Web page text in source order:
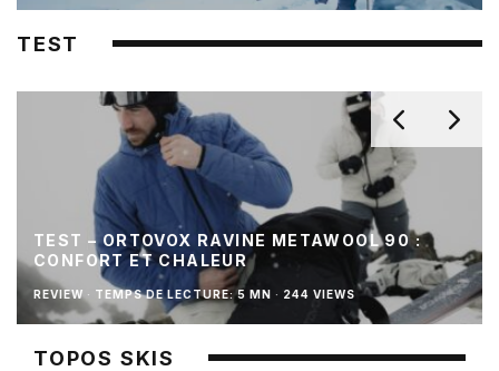
TEST
TEST – ORTOVOX RAVINE METAWOOL 90 :
CONFORT ET CHALEUR
REVIEW · TEMPS DE LECTURE: 5 MN · 244 VIEWS
TOPOS SKIS